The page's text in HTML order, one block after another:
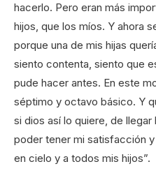
hacerlo. Pero eran más
hijos, que los míos. Y ahora
porque una de mis hijas
siento contenta, siento que
pude hacer antes. En este
séptimo y octavo básico. Y
si dios así lo quiere, de
poder tener mi satisfacción
en cielo y a todos mis hijos”.